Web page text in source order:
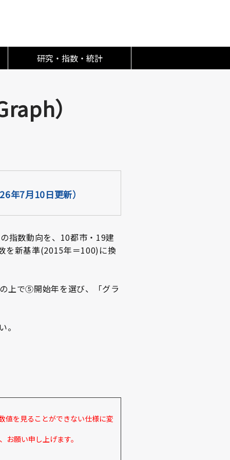
研究・指数・統計
）
年7月10日更新）
指数動向を、10都市・19建
を新基準(2015年＝100)に換
上で⑤開始年を選び、「グラ
。
値を見ることができない仕様に変
願い申し上げます。